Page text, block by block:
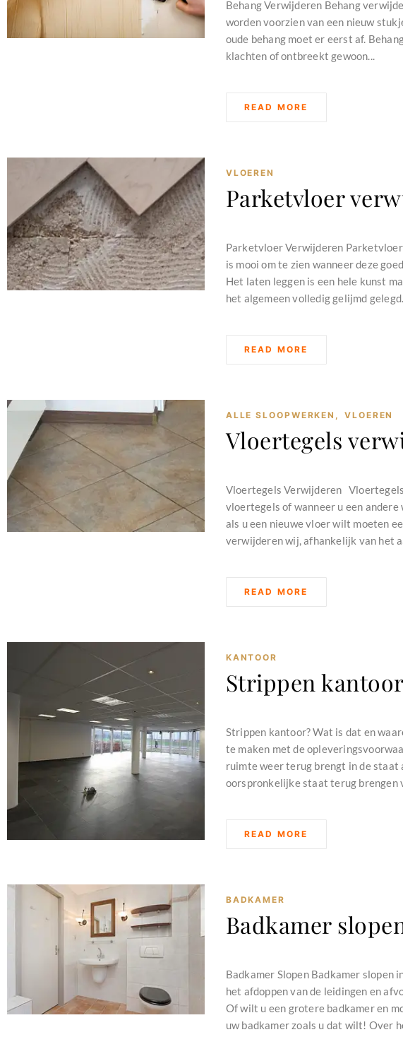
Behang Verwijderen Behang
worden voorzien van een nieuw
oude behang moet er eerst af.
klachten of ontbreekt gewoon...
READ MORE
VLOEREN
Parketvloer
Parketvloer Verwijderen
is mooi om te zien wanneer deze
Het laten leggen is een hele kunst
het algemeen volledig gelijmd
READ MORE
ALLE SLOOPWERKEN , VLOEREN
Vloertegels
Vloertegels Verwijderen
vloertegels of wanneer u een
als u een nieuwe vloer wilt moeten
verwijderen wij, afhankelijk van het
READ MORE
KANTOOR
Strippen kantoor
Strippen kantoor? Wat is dat en
te maken met de
ruimte weer terug brengt in de staat
oorspronkelijke staat terug brengen
READ MORE
BADKAMER
Badkamer
Badkamer Slopen Badkamer slopen
het afdoppen van de leidingen en
Of wilt u een grotere badkamer en
uw badkamer zoals u dat wilt! Over